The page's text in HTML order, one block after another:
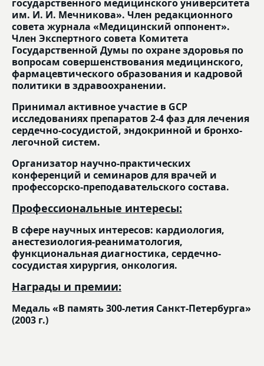
государственного медицинского университета
им. И. И. Мечникова». Член редакционного
совета журнала «Медицинский оппонент».
Член Экспертного совета Комитета
Государственной Думы по охране здоровья по
вопросам совершенствования медицинского,
фармацевтического образования и кадровой
политики в здравоохранении.
Принимал активное участие в GCP
исследованиях препаратов 2-4 фаз для лечения
сердечно-сосудистой, эндокринной и бронхо-
легочной систем.
Организатор научно-практических
конференций и семинаров для врачей и
профессорско-преподавательского состава.
Профессиональные интересы:
В сфере научных интересов: кардиология,
анестезиология-реаниматология,
функциональная диагностика, сердечно-
сосудистая хирургия, онкология.
Награды и премии:
Медаль «В память 300-летия Санкт-Петербурга»
(2003 г.)